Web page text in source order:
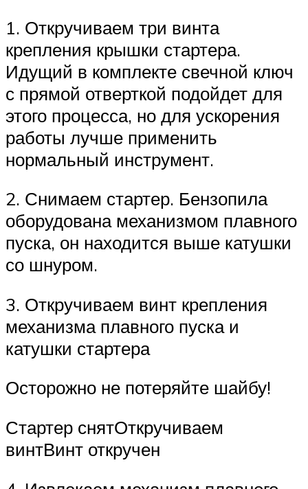
1. Откручиваем три винта
крепления крышки стартера.
Идущий в комплекте свечной ключ
с прямой отверткой подойдет для
этого процесса, но для ускорения
работы лучше применить
нормальный инструмент.
2. Снимаем стартер. Бензопила
оборудована механизмом плавного
пуска, он находится выше катушки
со шнуром.
3. Откручиваем винт крепления
механизма плавного пуска и
катушки стартера
Осторожно не потеряйте шайбу!
Стартер снятОткручиваем
винтВинт откручен